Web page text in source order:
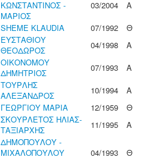
ΚΩΝΣΤΑΝΤΙΝΟΣ -
ΜΑΡΙΟΣ
03/2004
Α
SHEME KLAUDIA 07/1992
Θ
ΕΥΣΤΑΘΙΟΥ
ΘΕΟΔΩΡΟΣ
04/1998
Α
ΟΙΚΟΝΟΜΟΥ
ΔΗΜΗΤΡΙΟΣ
07/1993
Α
ΤΟΥΡΛΗΣ
ΑΛΕΞΑΝΔΡΟΣ
10/1994
Α
ΓΕΩΡΓΙΟΥ ΜΑΡΙΑ 12/1959
Θ
ΣΚΟΥΡΛΕΤΟΣ ΗΛΙΑΣ-
ΤΑΞΙΑΡΧΗΣ
11/1995 Α
ΔΗΜΟΠΟΥΛΟΥ -
ΜΙΧΑΛΟΠΟΥΛΟΥ
04/1993
Θ